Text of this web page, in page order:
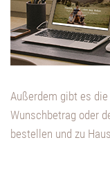
Außerdem gibt es
Wunschbetrag oder
bestellen und zu